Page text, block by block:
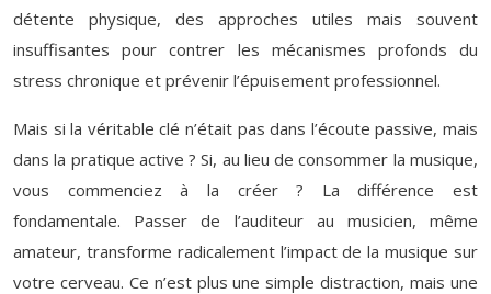
détente physique, des approches utiles mais souvent
insuffisantes pour contrer les mécanismes profonds du
stress chronique et prévenir l’épuisement professionnel.
Mais si la véritable clé n’était pas dans l’écoute passive, mais
dans la pratique active ? Si, au lieu de consommer la musique,
vous commenciez à la créer ? La différence est
fondamentale. Passer de l’auditeur au musicien, même
amateur, transforme radicalement l’impact de la musique sur
votre cerveau. Ce n’est plus une simple distraction, mais une